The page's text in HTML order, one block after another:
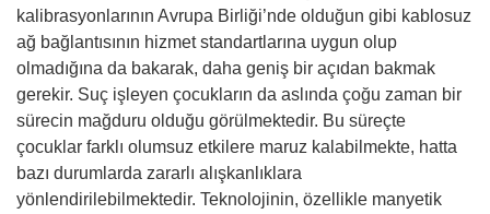
kalibrasyonlarının Avrupa Birliği’nde olduğun gibi kablosuz
ağ bağlantısının hizmet standartlarına uygun olup
olmadığına da bakarak, daha geniş bir açıdan bakmak
gerekir. Suç işleyen çocukların da aslında çoğu zaman bir
sürecin mağduru olduğu görülmektedir. Bu süreçte
çocuklar farklı olumsuz etkilere maruz kalabilmekte, hatta
bazı durumlarda zararlı alışkanlıklara
yönlendirilebilmektedir. Teknolojinin, özellikle manyetik